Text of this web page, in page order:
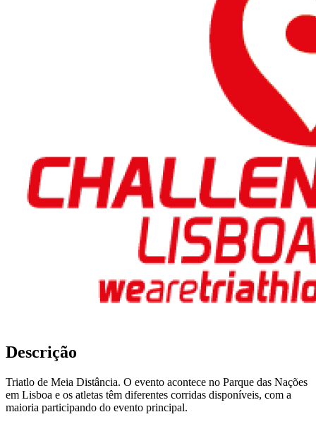
Descrição
Triatlo de Meia Distância. O evento acontece no Parque das Nações
em Lisboa e os atletas têm diferentes corridas disponíveis, com a
maioria participando do evento principal.